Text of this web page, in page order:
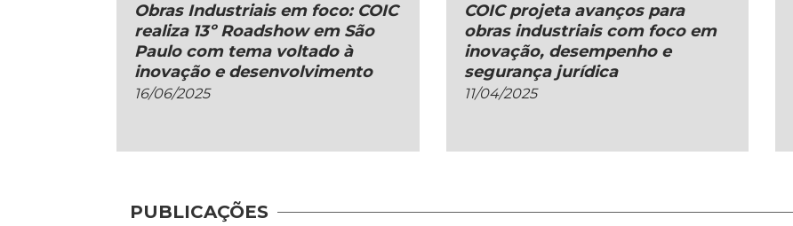
Obras Industriais em foco: COIC
realiza 13º Roadshow em São
Paulo com tema voltado à
inovação e desenvolvimento
16/06/2025
COIC projeta avanços para
obras industriais com foco em
inovação, desempenho e
segurança jurídica
11/04/2025
PUBLICAÇÕES